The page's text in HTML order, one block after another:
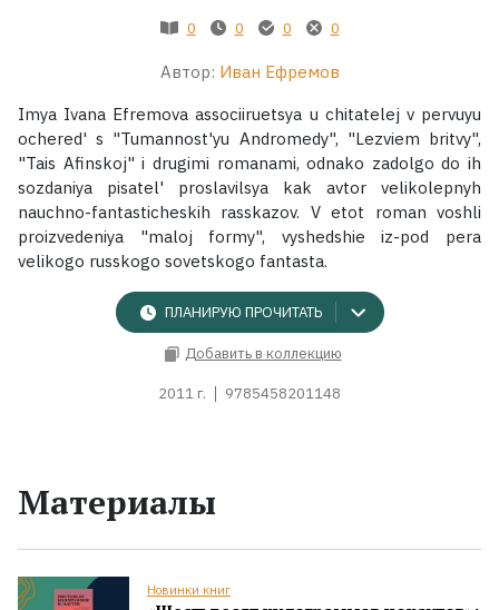
Экранизации
Коллекции
0 0 0 0
Автор: Иван Ефремов
Imya Ivana Efremova associiruetsya u chitatelej v pervuyu
ochered' s "Tumannost'yu Andromedy", "Lezviem britvy",
"Tais Afinskoj" i drugimi romanami, odnako zadolgo do ih
sozdaniya pisatel' proslavilsya kak avtor velikolepnyh
nauchno-fantasticheskih rasskazov. V etot roman voshli
proizvedeniya "maloj formy", vyshedshie iz-pod pera
velikogo russkogo sovetskogo fantasta.
ПЛАНИРУЮ ПРОЧИТАТЬ
Добавить в коллекцию
2011 г. 9785458201148
Материалы
Новинки книг